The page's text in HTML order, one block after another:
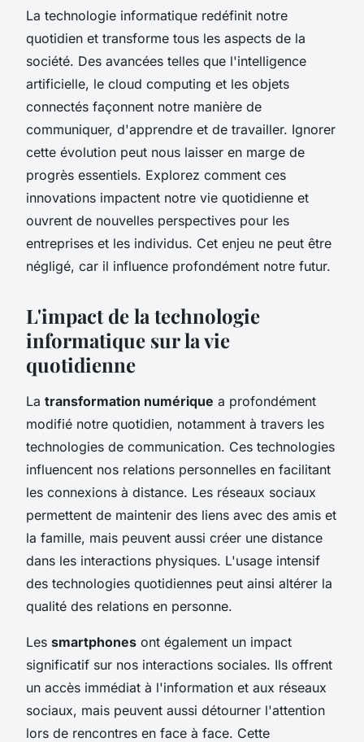
La technologie informatique redéfinit notre
quotidien et transforme tous les aspects de la
société. Des avancées telles que l'intelligence
artificielle, le cloud computing et les objets
connectés façonnent notre manière de
communiquer, d'apprendre et de travailler. Ignorer
cette évolution peut nous laisser en marge de
progrès essentiels. Explorez comment ces
innovations impactent notre vie quotidienne et
ouvrent de nouvelles perspectives pour les
entreprises et les individus. Cet enjeu ne peut être
négligé, car il influence profondément notre futur.
L'impact de la technologie
informatique sur la vie
quotidienne
La transformation numérique a profondément
modifié notre quotidien, notamment à travers les
technologies de communication. Ces technologies
influencent nos relations personnelles en facilitant
les connexions à distance. Les réseaux sociaux
permettent de maintenir des liens avec des amis et
la famille, mais peuvent aussi créer une distance
dans les interactions physiques. L'usage intensif
des technologies quotidiennes peut ainsi altérer la
qualité des relations en personne.
Les smartphones ont également un impact
significatif sur nos interactions sociales. Ils offrent
un accès immédiat à l'information et aux réseaux
sociaux, mais peuvent aussi détourner l'attention
lors de rencontres en face à face. Cette